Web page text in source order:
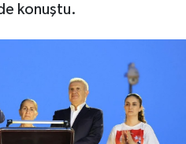
konuştu.